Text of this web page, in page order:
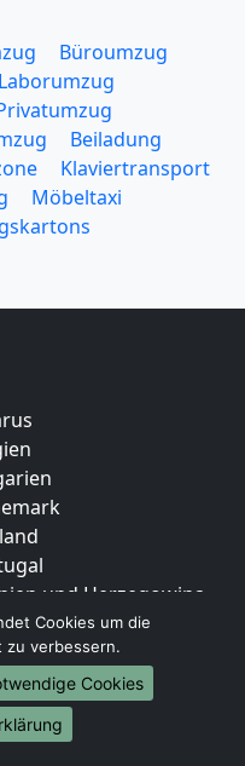
Büroumzug
Laborumzug
Beiladung
Klaviertransport
Möbeltaxi
und Herzegowina
Cookies um die
zu verbessern.
Cookies